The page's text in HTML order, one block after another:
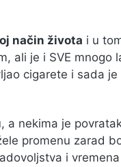
način života i u
ali je i SVE mnogo
cigarete i sada je
a nekima je
promenu zarad
i